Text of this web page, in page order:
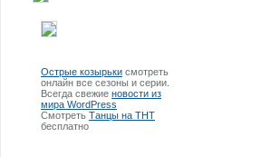
Острые козырьки смотреть
онлайн все сезоны и серии.
Всегда свежие новости из
мира WordPress
Смотреть Танцы на ТНТ
бесплатно